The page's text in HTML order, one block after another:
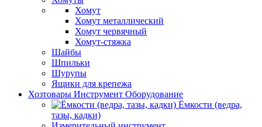
Хомут
Хомут металлический
Хомут червячный
Хомут-стяжка
Шайбы
Шпильки
Шурупы
Ящики для крепежа
Хозтовары Инструмент Оборудование
Ёмкости (ведра,
тазы, кадки)